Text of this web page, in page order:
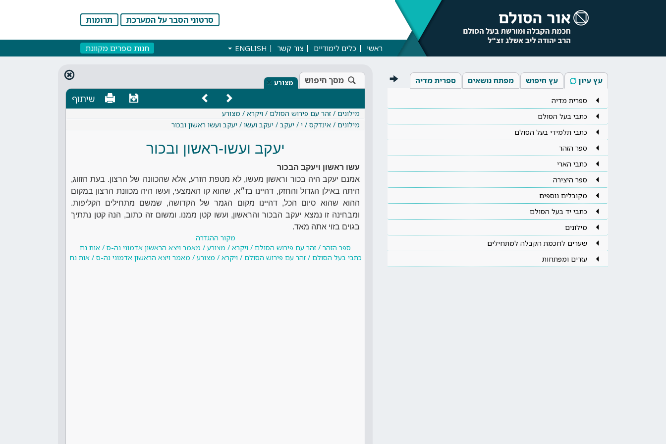
סרטוני הסבר על המערכת תרומות
ראשי כלים לימודיים צור קשר ENGLISH חנות ספרים מקוונת
עץ עיון עץ חיפוש מפתח נושאים ספרית מדיה
ספרית מדיה
כתבי בעל הסולם
כתבי תלמידי בעל הסולם
ספר הזהר
כתבי הארי
ספר היצירה
מקובלים נוספים
כתבי יד בעל הסולם
מילונים
שערים לחכמת הקבלה למתחילים
עזרים ומפתחות
מסך חיפוש מצורע ×
שיתוף
מילונים / זהר עם פירוש הסולם / ויקרא / מצורע
מילונים / אינדקס / י / יעקב / יעקב ועשו / יעקב ועשו ראשון ובכור
יעקב ועשו-ראשון ובכור
עשו ראשון ויעקב הבכור
אמנם יעקב היה בכור וראשון מעשו, לא מטפת הזרע, אלא שהכוונה של הרצון. בעת הזווג,
היתה באילן הגדול והחזק, דהיינו בז״א, שהוא קו האמצעי, ועשו היה מכוונת הרצון במקום
ההוא שהוא סיום הכל, דהיינו מקום הגמר של הקדושה, שמשם מתחילים הקליפות.
ומבחינה זו נמצא יעקב הבכור והראשון, ועשו קטן ממנו. ומשום זה כתוב, הנה קטן נתתיך
בגוים בזוי אתה מאד.
מקור ההגדרה
ספר הזהר / זהר עם פירוש הסולם / ויקרא / מצורע / מאמר ויצא הראשון אדמוני נה-ס / אות נח
כתבי בעל הסולם / זהר עם פירוש הסולם / ויקרא / מצורע / מאמר ויצא הראשון אדמוני נה-ס / אות נח